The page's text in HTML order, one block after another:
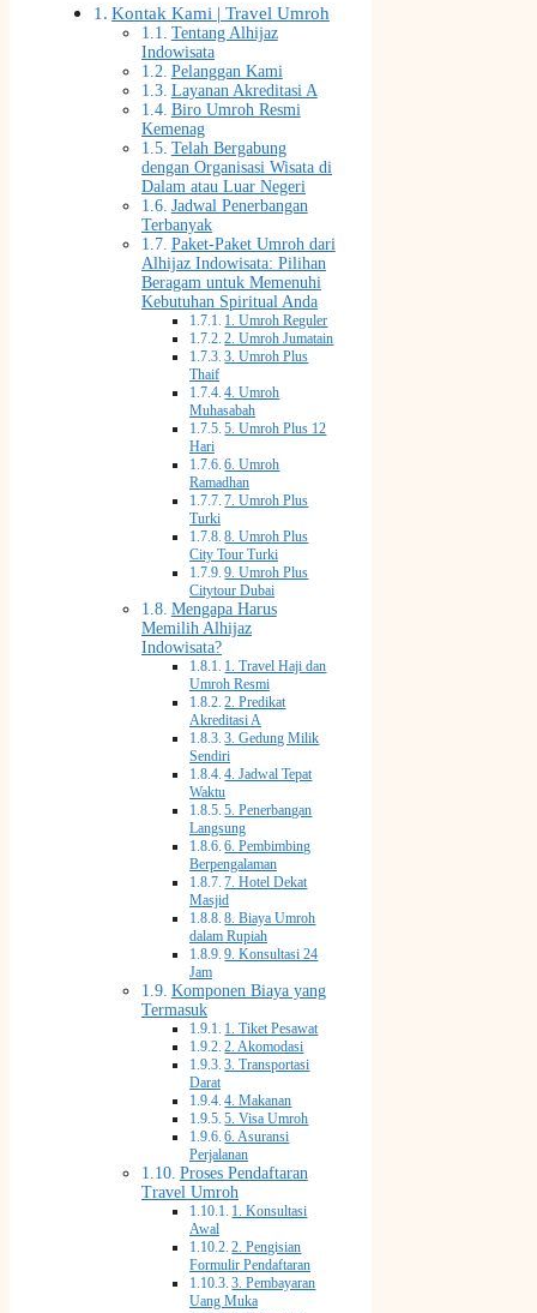
Kontak Kami | Travel Umroh
Tentang Alhijaz
Indowisata
Pelanggan Kami
Layanan Akreditasi A
Biro Umroh Resmi
Kemenag
Telah Bergabung
dengan Organisasi Wisata di
Dalam atau Luar Negeri
Jadwal Penerbangan
Terbanyak
Paket-Paket Umroh dari
Alhijaz Indowisata: Pilihan
Beragam untuk Memenuhi
Kebutuhan Spiritual Anda
1. Umroh Reguler
2. Umroh Jumatain
3. Umroh Plus
Thaif
4. Umroh
Muhasabah
5. Umroh Plus 12
Hari
6. Umroh
Ramadhan
7. Umroh Plus
Turki
8. Umroh Plus
City Tour Turki
9. Umroh Plus
Citytour Dubai
Mengapa Harus
Memilih Alhijaz
Indowisata?
1. Travel Haji dan
Umroh Resmi
2. Predikat
Akreditasi A
3. Gedung Milik
Sendiri
4. Jadwal Tepat
Waktu
5. Penerbangan
Langsung
6. Pembimbing
Berpengalaman
7. Hotel Dekat
Masjid
8. Biaya Umroh
dalam Rupiah
9. Konsultasi 24
Jam
Komponen Biaya yang
Termasuk
1. Tiket Pesawat
2. Akomodasi
3. Transportasi
Darat
4. Makanan
5. Visa Umroh
6. Asuransi
Perjalanan
Proses Pendaftaran
Travel Umroh
1. Konsultasi
Awal
2. Pengisian
Formulir Pendaftaran
3. Pembayaran
Uang Muka